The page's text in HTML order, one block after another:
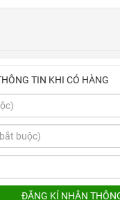
TIN KHI CÓ HÀNG
ĐĂNG KÍ NHẬN